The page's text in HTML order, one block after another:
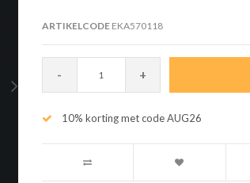
ARTIKELCODEEKA570118
- +
10% korting met code AUG26